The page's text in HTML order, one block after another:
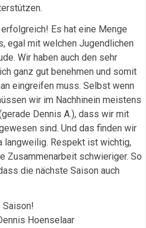
Es hat eine Menge
egal mit welchen Jugendlichen
Wir haben auch den sehr
ganz gut benehmen und somit
eingreifen muss. Selbst wenn
wir im Nachhinein meistens
Dennis A.), dass wir mit
sind. Und das finden wir
langweilig. Respekt ist wichtig,
Zusammenarbeit schwieriger. So
die nächste Saison auch
Saison!
Hoenselaar